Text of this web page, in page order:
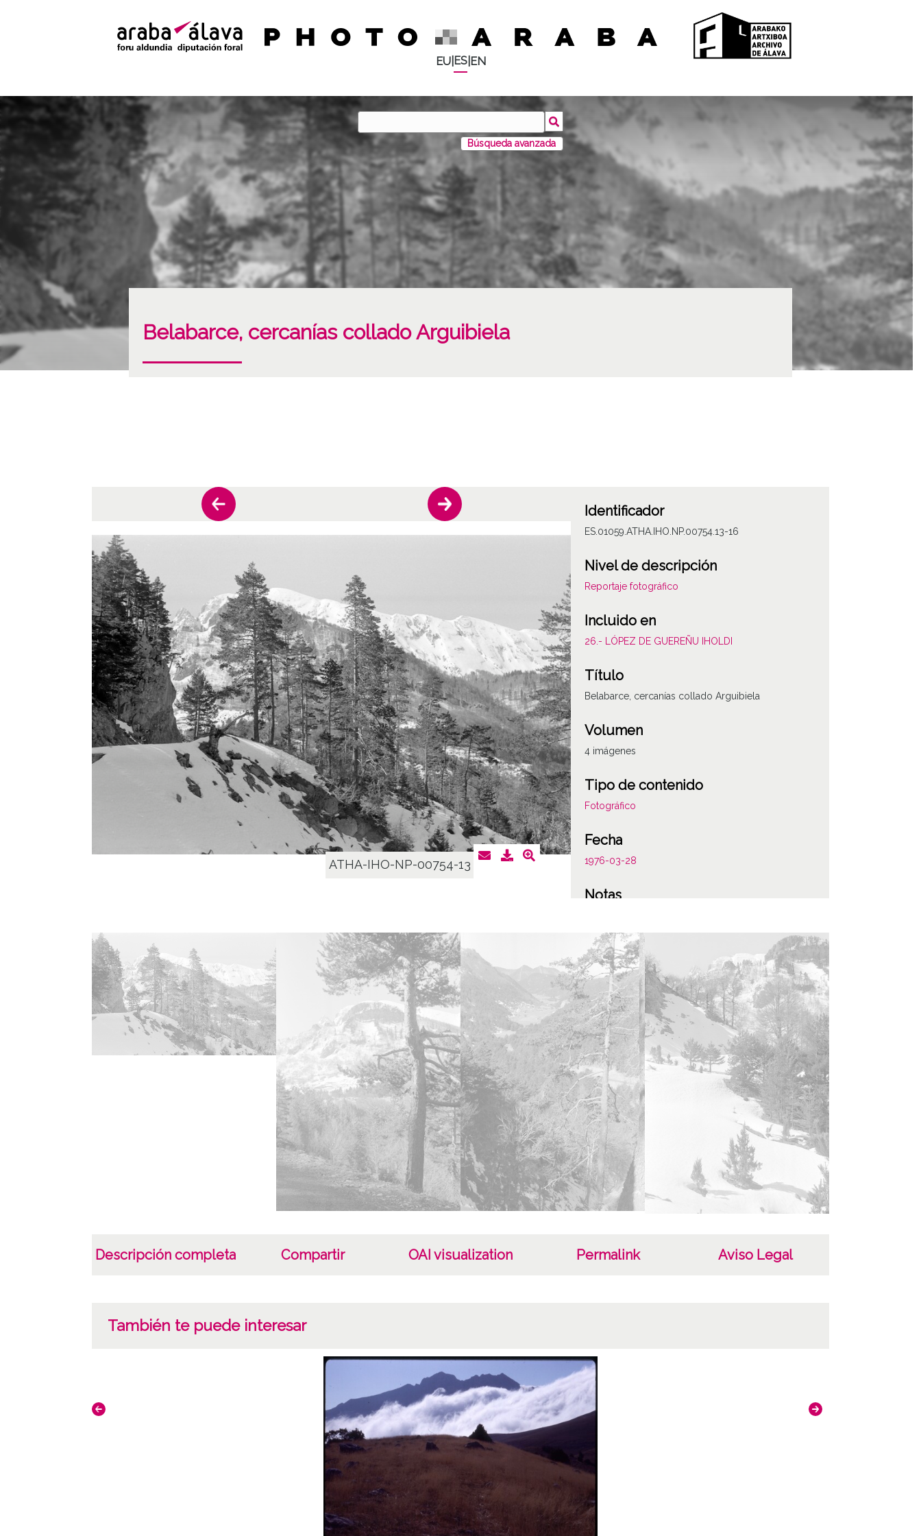
EU| ES| EN
Búsqueda avanzada
Belabarce, cercanías collado Arguibiela
ATHA-IHO-NP-00754-13
Identificador
ES.01059.ATHA.IHO.NP.00754.13-16
Nivel de descripción
Reportaje fotográfico
Incluido en
26.- LÓPEZ DE GUEREÑU IHOLDI
Título
Belabarce, cercanías collado Arguibiela
Volumen
4 imágenes
Tipo de contenido
Fotográfico
Fecha
1976-03-28
Notas
Licencia de las imágenes
CC BY-NC-SA 4.0
Descripción completa Compartir OAI visualization Permalink Aviso Legal
También te puede interesar